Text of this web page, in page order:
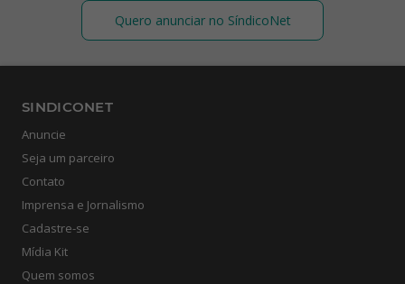
Quero anunciar no SíndicoNet
SINDICONET
Anuncie
Seja um parceiro
Contato
Imprensa e Jornalismo
Cadastre-se
Mídia Kit
Quem somos